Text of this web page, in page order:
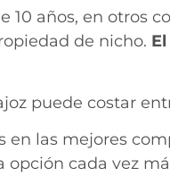
años, en otros
de nicho.
puede costar
las mejores
opción cada vez